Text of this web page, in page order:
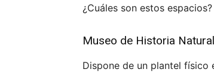
¿Cuáles son estos
Museo de Historia Natural
Dispone de un plantel físico